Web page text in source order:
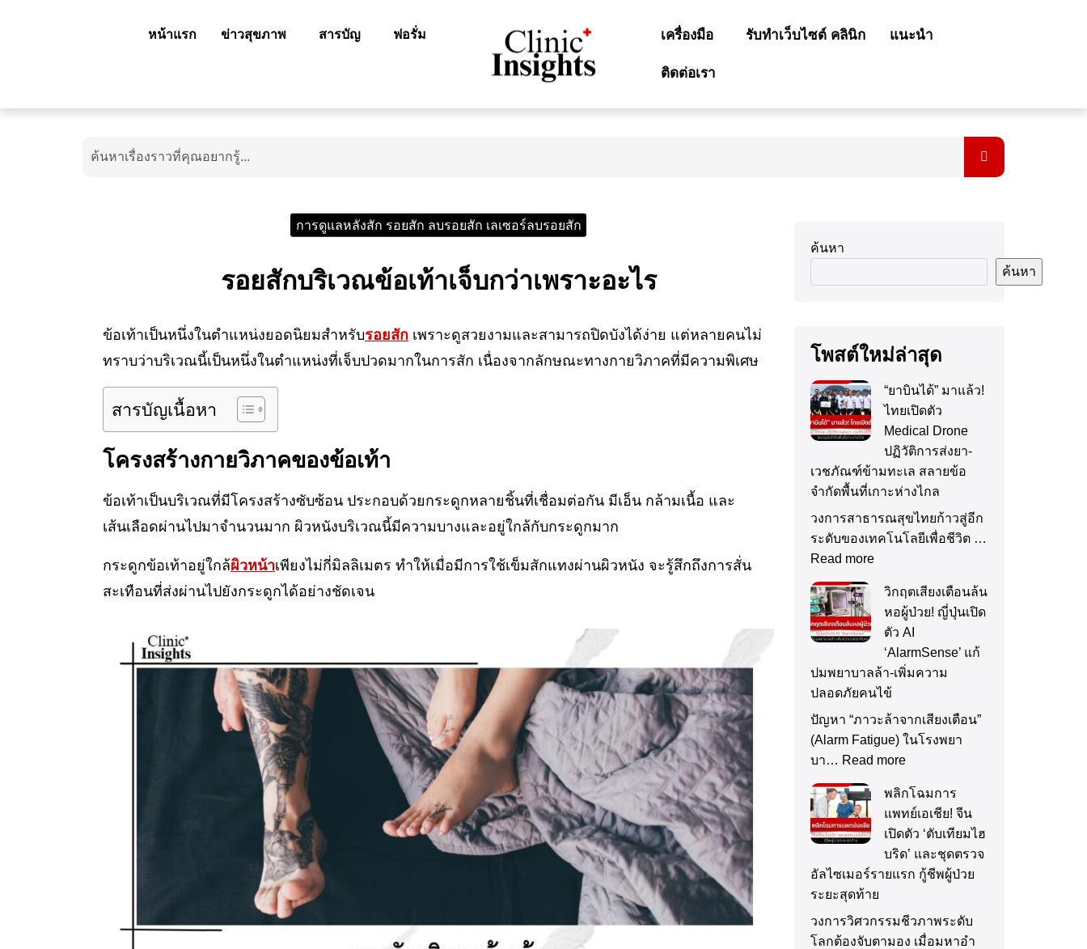
หน้าแรก ข่าวสุขภาพ สารบัญ ฟอรั่ม เครื่องมือ รับทำเว็บไซต์ คลินิก แนะนำ
ติดต่อเรา
การดูแลหลังสัก รอยสัก ลบรอยสัก เลเซอร์ลบรอยสัก
รอยสักบริเวณข้อเท้าเจ็บกว่าเพราะอะไร
ข้อเท้าเป็นหนึ่งในตำแหน่งยอดนิยมสำหรับรอยสัก เพราะดูสวยงามและสามารถปิดบังได้ง่าย แต่หลายคนไม่
ทราบว่าบริเวณนี้เป็นหนึ่งในตำแหน่งที่เจ็บปวดมากในการสัก เนื่องจากลักษณะทางกายวิภาคที่มีความพิเศษ
สารบัญเนื้อหา
โครงสร้างกายวิภาคของข้อเท้า
ข้อเท้าเป็นบริเวณที่มีโครงสร้างซับซ้อน ประกอบด้วยกระดูกหลายชิ้นที่เชื่อมต่อกัน มีเอ็น กล้ามเนื้อ และ
เส้นเลือดผ่านไปมาจำนวนมาก ผิวหนังบริเวณนี้มีความบางและอยู่ใกล้กับกระดูกมาก
กระดูกข้อเท้าอยู่ใกล้ผิวหน้าเพียงไม่กี่มิลลิเมตร ทำให้เมื่อมีการใช้เข็มสักแทงผ่านผิวหนัง จะรู้สึกถึงการสั่น
สะเทือนที่ส่งผ่านไปยังกระดูกได้อย่างชัดเจน
ค้นหา
ค้นหา
โพสต์ใหม่ล่าสุด
“ยาบินได้” มาแล้ว!
ไทยเปิดตัว
Medical Drone
ปฏิวัติการส่งยา-
เวชภัณฑ์ข้ามทะเล สลายข้อ
จำกัดพื้นที่เกาะห่างไกล
วงการสาธารณสุขไทยก้าวสู่อีก
ระดับของเทคโนโลยีเพื่อชีวิต …
Read more
วิกฤตเสียงเตือนล้น
หอผู้ป่วย! ญี่ปุ่นเปิด
ตัว AI
‘AlarmSense’ แก้
ปมพยาบาลล้า-เพิ่มความ
ปลอดภัยคนไข้
ปัญหา “ภาวะล้าจากเสียงเตือน”
(Alarm Fatigue) ในโรงพยา
บา… Read more
พลิกโฉมการ
แพทย์เอเชีย! จีน
เปิดตัว ‘ตับเทียมไฮ
บริด’ และชุดตรวจ
อัลไซเมอร์รายแรก กู้ชีพผู้ป่วย
ระยะสุดท้าย
วงการวิศวกรรมชีวภาพระดับ
โลกต้องจับตามอง เมื่อมหาอำ